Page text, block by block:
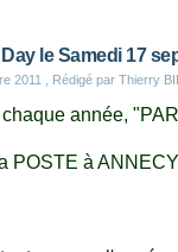
le Samedi 17
2011 , Rédigé par Thierry
année,
POSTE à